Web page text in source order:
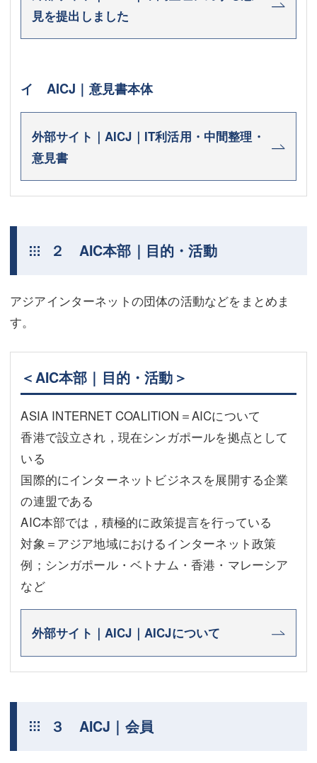
見を提出しました
イ AICJ｜意見書本体
外部サイト｜AICJ｜IT利活用・中間整理・
意見書
２ AIC本部｜目的・活動
アジアインターネットの団体の活動などをまとめま
す。
＜AIC本部｜目的・活動＞
ASIA INTERNET COALITION＝AICについて
香港で設立され，現在シンガポールを拠点として
いる
国際的にインターネットビジネスを展開する企業
の連盟である
AIC本部では，積極的に政策提言を行っている
対象＝アジア地域におけるインターネット政策
例；シンガポール・ベトナム・香港・マレーシア
など
外部サイト｜AICJ｜AICJについて
３ AICJ｜会員